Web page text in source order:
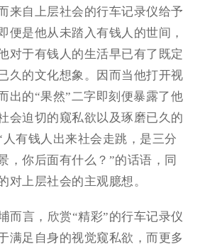
来自上层社会的行车记录仪给予
便是他从未踏入有钱人的世间，
对于有钱人的生活早已有了既定
久的文化想象。因而当他打开视
出的“果然”二字即刻便暴露了他
会迫切的窥私欲以及琢磨已久的
有钱人出来社会走跳，是三分
，你后面有什么？”的话语，同
对上层社会的主观臆想。
而言，欣赏“精彩”的行车记录仪
满足自身的视觉窥私欲，而更多